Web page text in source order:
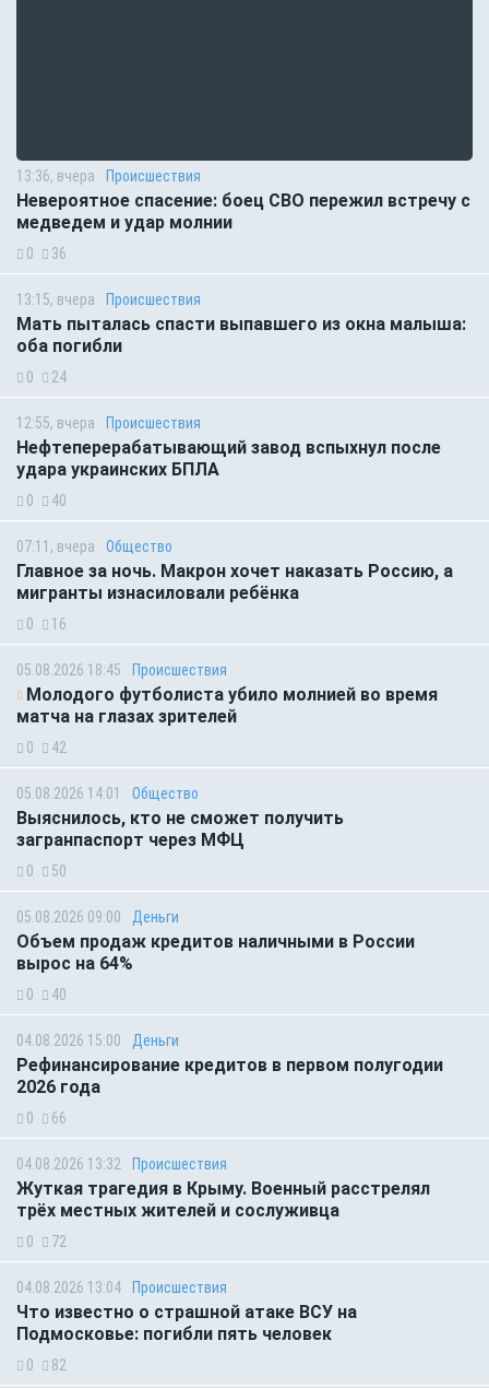
13:36, вчера Происшествия
Невероятное спасение: боец СВО пережил встречу с
медведем и удар молнии
0 36
13:15, вчера Происшествия
Мать пыталась спасти выпавшего из окна малыша:
оба погибли
0 24
12:55, вчера Происшествия
Нефтеперерабатывающий завод вспыхнул после
удара украинских БПЛА
0 40
07:11, вчера Общество
Главное за ночь. Макрон хочет наказать Россию, а
мигранты изнасиловали ребёнка
0 16
05.08.2026 18:45 Происшествия
Молодого футболиста убило молнией во время
матча на глазах зрителей
0 42
05.08.2026 14:01 Общество
Выяснилось, кто не сможет получить
загранпаспорт через МФЦ
0 50
05.08.2026 09:00 Деньги
Объем продаж кредитов наличными в России
вырос на 64%
0 40
04.08.2026 15:00 Деньги
Рефинансирование кредитов в первом полугодии
2026 года
0 66
04.08.2026 13:32 Происшествия
Жуткая трагедия в Крыму. Военный расстрелял
трёх местных жителей и сослуживца
0 72
04.08.2026 13:04 Происшествия
Что известно о страшной атаке ВСУ на
Подмосковье: погибли пять человек
0 82